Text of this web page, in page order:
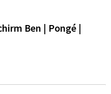
Ben | Pongé |